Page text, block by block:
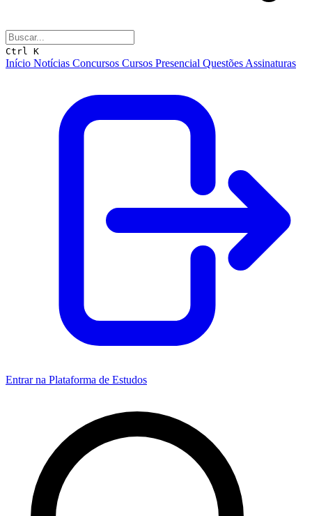
Ctrl K
Início Notícias Concursos Cursos Presencial Questões Assinaturas
Entrar na Plataforma de Estudos